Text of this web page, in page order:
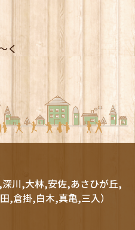
く
川,大林,安佐,あさひが丘,
,倉掛,白木,真亀,三入）